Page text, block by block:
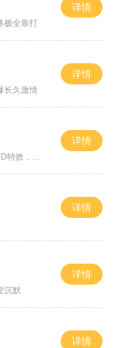
极全靠打
详情
长久激情
详情
不卡图
详情
详情
沉默
详情
详情